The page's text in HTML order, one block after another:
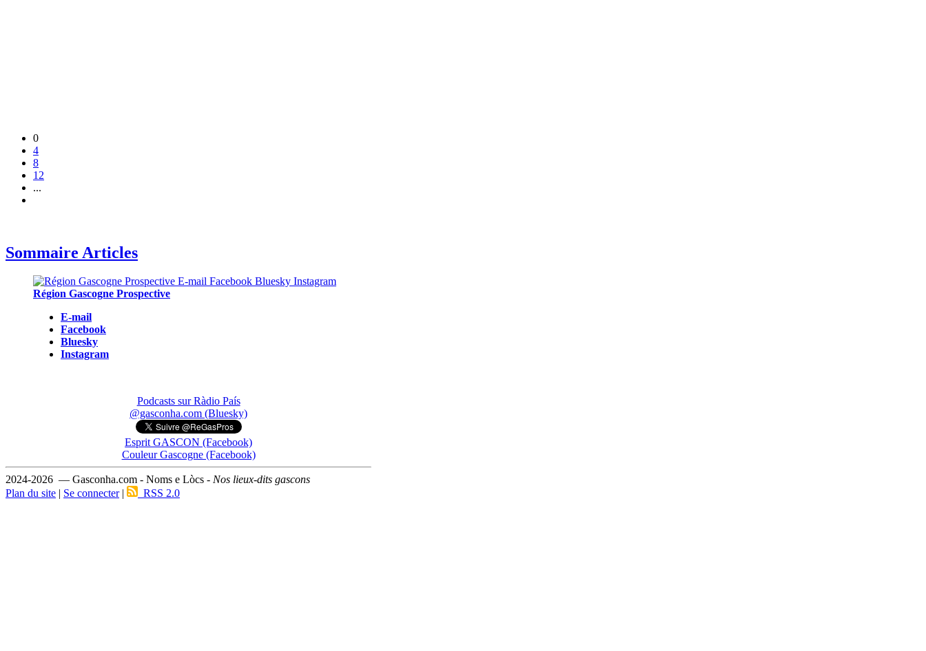
0
4
8
12
...
Sommaire Articles
Région Gascogne Prospective
E-mail
Facebook
Bluesky
Instagram
Podcasts sur Ràdio País
@gasconha.com (Bluesky)
Esprit GASCON (Facebook)
Couleur Gascogne (Facebook)
2024-2026 — Gasconha.com - Noms e Lòcs - Nos lieux-dits gascons
Plan du site
Se connecter| RSS 2.0